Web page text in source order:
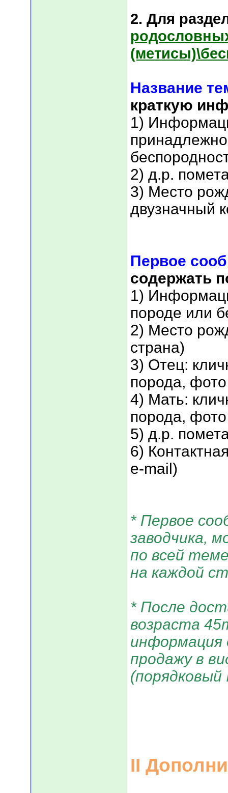
2. Для
Название
краткую
1)
2) д.р.
3) Место
двузначный
Первое
содержать
1)
породе или
2) Место
страна)
3) Отец:
порода, фото
4) Мать:
порода, фото
5) д.р.
6)
e-mail)
* Первое
заводчика,
по всей
на каждой
* После
возраста
информация
продажу в
II